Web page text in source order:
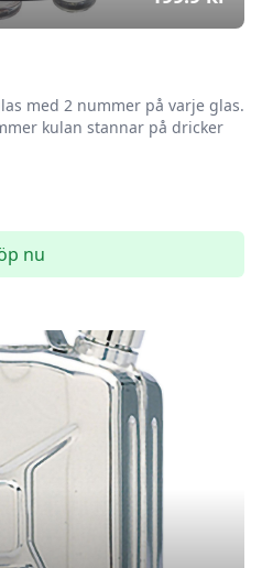
med 2 nummer på varje glas.
kulan stannar på dricker
nu